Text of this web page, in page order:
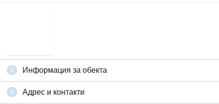
Информация за обекта
Адрес и контакти